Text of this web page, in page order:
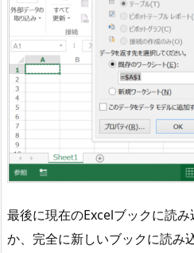
最後に現在のExcelブックに読
か、完全に新しいブックに読み